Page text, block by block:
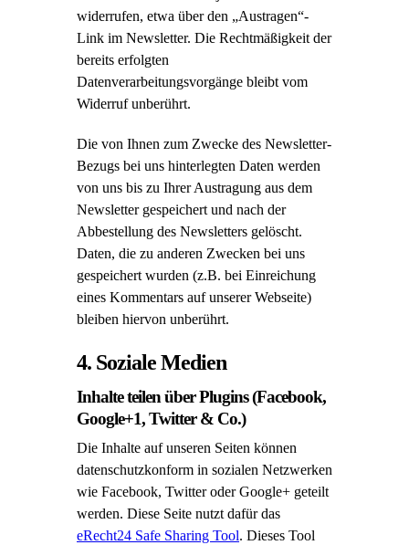
widerrufen, etwa über den „Austragen“-
Link im Newsletter. Die Rechtmäßigkeit der
bereits erfolgten
Datenverarbeitungsvorgänge bleibt vom
Widerruf unberührt.
Die von Ihnen zum Zwecke des Newsletter-
Bezugs bei uns hinterlegten Daten werden
von uns bis zu Ihrer Austragung aus dem
Newsletter gespeichert und nach der
Abbestellung des Newsletters gelöscht.
Daten, die zu anderen Zwecken bei uns
gespeichert wurden (z.B. bei Einreichung
eines Kommentars auf unserer Webseite)
bleiben hiervon unberührt.
4. Soziale Medien
Inhalte teilen über Plugins (Facebook,
Google+1, Twitter & Co.)
Die Inhalte auf unseren Seiten können
datenschutzkonform in sozialen Netzwerken
wie Facebook, Twitter oder Google+ geteilt
werden. Diese Seite nutzt dafür das
eRecht24 Safe Sharing Tool. Dieses Tool